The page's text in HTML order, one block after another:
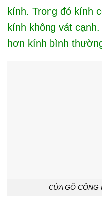
kính. Trong đó kính
kính không vát
hơn kính bình
CỬA GỖ CÔNG